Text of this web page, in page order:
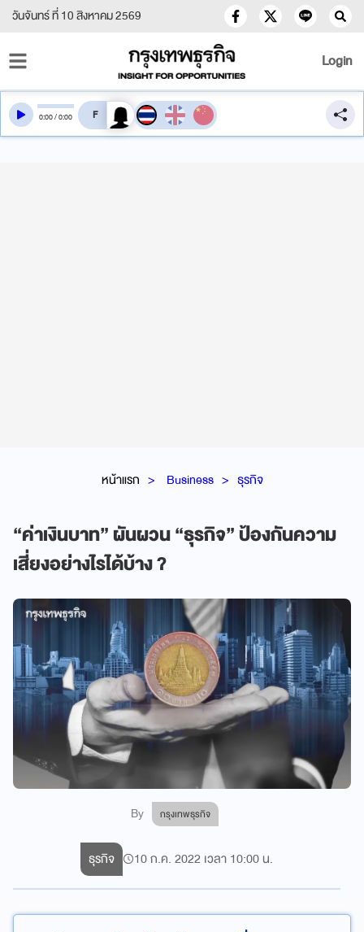
วันจันทร์ ที่ 10 สิงหาคม 2569
Login
หน้าแรก Business ธุรกิจ
“ค่าเงินบาท” ผันผวน “ธุรกิจ” ป้องกันความ
เสี่ยงอย่างไรได้บ้าง ?
By กรุงเทพธุรกิจ
0:00/0:00 สลับเสียงอ่าน
ธุรกิจ 10 ก.ค. 2022 เวลา 10:00 น.